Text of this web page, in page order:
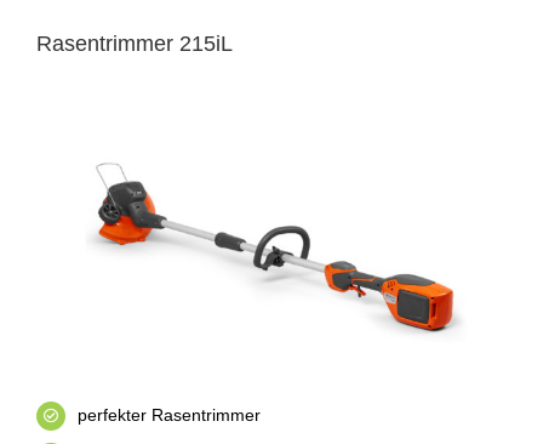
Rasentrimmer 215iL
perfekter Rasentrimmer